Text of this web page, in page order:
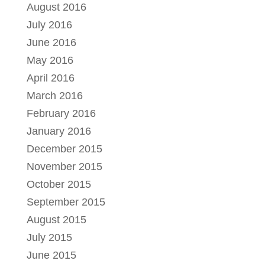
August 2016
July 2016
June 2016
May 2016
April 2016
March 2016
February 2016
January 2016
December 2015
November 2015
October 2015
September 2015
August 2015
July 2015
June 2015